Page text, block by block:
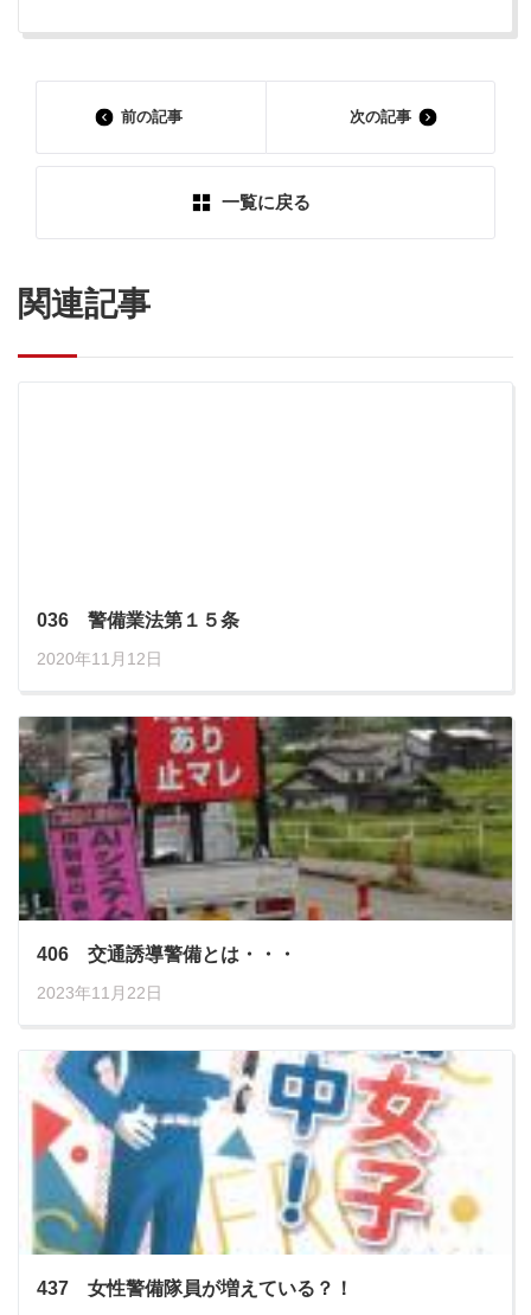
前の記事
一覧に戻る
次の記事
関連記事
036 警備業法第１５条
2020年11月12日
406 交通誘導警備とは・・・
2023年11月22日
437 女性警備隊員が増えている？！